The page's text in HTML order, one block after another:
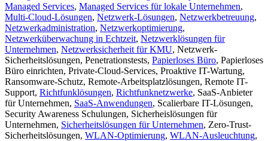
Managed Services, Managed Services für lokale Unternehmen,
Multi-Cloud-Lösungen, Netzwerk-Lösungen, Netzwerkbetreuung,
Netzwerkadministration, Netzwerkoptimierung,
Netzwerküberwachung in Echtzeit, Netzwerklösungen für
Unternehmen, Netzwerksicherheit für KMU, Netzwerk-
Sicherheitslösungen, Penetrationstests, Papierloses Büro, Papierloses
Büro einrichten, Private-Cloud-Services, Proaktive IT-Wartung,
Ransomware-Schutz, Remote-Arbeitsplatzlösungen, Remote IT-
Support, Richtfunklösungen, Richtfunknetzwerke, SaaS-Anbieter
für Unternehmen, SaaS-Anwendungen, Scalierbare IT-Lösungen,
Security Awareness Schulungen, Sicherheislösungen für
Unternehmen, Sicherheitslösungen für Unternehmen, Zero-Trust-
Sicherheitslösungen, WLAN-Optimierung, WLAN-Ausleuchtung,